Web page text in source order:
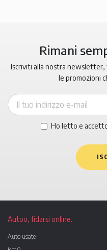
Rimani
Iscriviti alla nostra
le promozioni
Ho letto e
Autoo, fidarsi online.
Auto usate